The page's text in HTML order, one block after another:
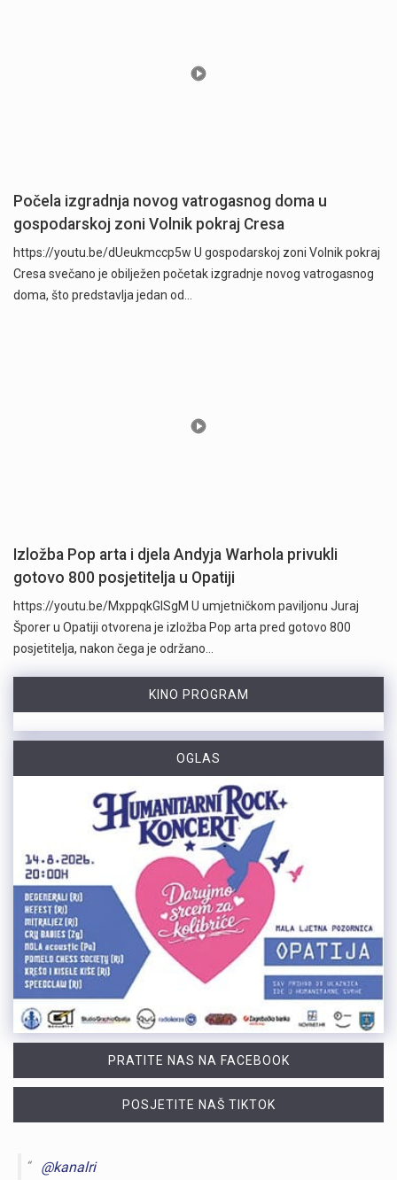
Počela izgradnja novog vatrogasnog doma u
gospodarskoj zoni Volnik pokraj Cresa
https://youtu.be/dUeukmccp5w U gospodarskoj zoni Volnik pokraj
Cresa svečano je obilježen početak izgradnje novog vatrogasnog
doma, što predstavlja jedan od…
Izložba Pop arta i djela Andyja Warhola privukli
gotovo 800 posjetitelja u Opatiji
https://youtu.be/MxppqkGISgM U umjetničkom paviljonu Juraj
Šporer u Opatiji otvorena je izložba Pop arta pred gotovo 800
posjetitelja, nakon čega je održano…
KINO PROGRAM
OGLAS
PRATITE NAS NA FACEBOOK
POSJETITE NAŠ TIKTOK
@kanalri